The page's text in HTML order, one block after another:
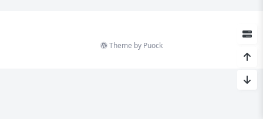
Theme by Puock